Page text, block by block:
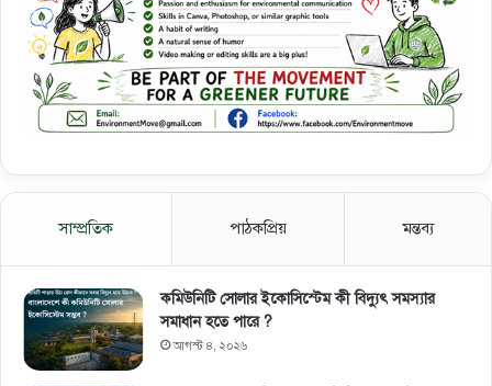
সাম্প্রতিক পাঠকপ্রিয় মন্তব্য
কমিউনিটি সোলার ইকোসিস্টেম কী বিদ্যুৎ সমস্যার
সমাধান হতে পারে ?
আগস্ট ৪, ২০২৬